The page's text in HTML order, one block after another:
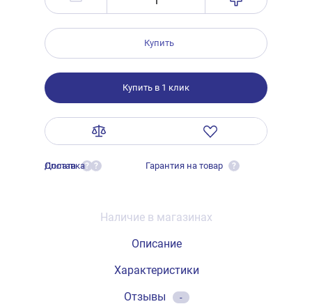
Купить
Купить в 1 клик
Оплата ?
Доставка ? Гарантия на товар ?
Наличие в магазинах
Описание
Характеристики
Отзывы
-